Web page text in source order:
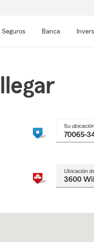
Seguros Banca
Su ubicación
Ubicación